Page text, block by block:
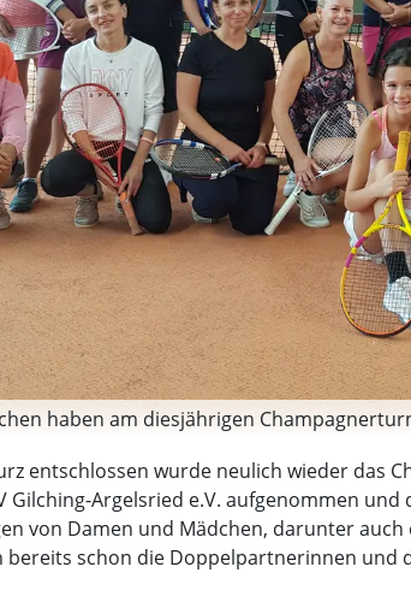
haben am diesjährigen
entschlossen wurde neulich wieder das
Gilching-Argelsried e.V. aufgenommen
von Damen und Mädchen, darunter
schon die Doppelpartnerinnen und